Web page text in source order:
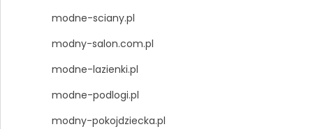
modne-sciany.pl
modny-salon.com.pl
modne-lazienki.pl
modne-podlogi.pl
modny-pokojdziecka.pl